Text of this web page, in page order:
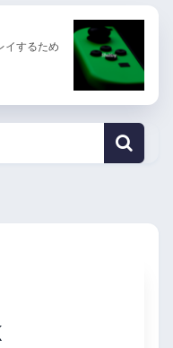
イするため